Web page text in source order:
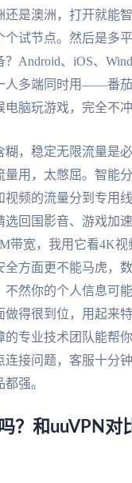
还是澳洲，打开就能
个试节点。然后是多
Android、iOS、
人多端同时用——番
脑玩游戏，完全不冲
糊，稳定无限流量是
量用，太憋屈。智能
视频的流量分到专用
选回国影音、游戏加
带宽，我用它看4K视
全方面更不能马虎，
不然你的个人信息可
做得很到位，用起来
专业技术团队能帮
连接问题，客服十分
强。
？和uuVPN对